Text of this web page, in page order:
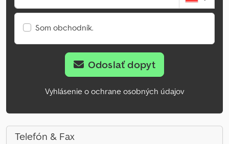
Som obchodník.
Odoslať dopyt
Vyhlásenie o ochrane osobných údajov
Telefón & Fax